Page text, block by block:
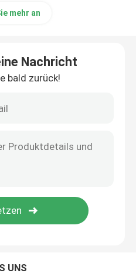
raum
Zirkoniumdioxid
mehr an
Nachricht
bald zurück!
UNS